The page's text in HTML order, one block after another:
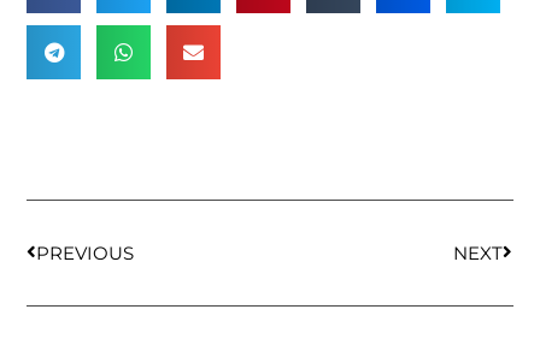
PREVIOUS NEXT